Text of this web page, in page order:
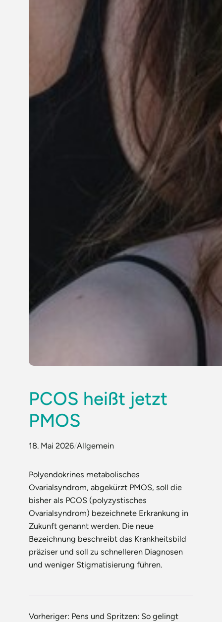
PCOS heißt jetzt
PMOS
18. Mai 2026/Allgemein
Polyendokrines metabolisches
Ovarialsyndrom, abgekürzt PMOS, soll die
bisher als PCOS (polyzystisches
Ovarialsyndrom) bezeichnete Erkrankung in
Zukunft genannt werden. Die neue
Bezeichnung beschreibt das Krankheitsbild
präziser und soll zu schnelleren Diagnosen
und weniger Stigmatisierung führen.
Vorheriger: Pens und Spritzen: So gelingt